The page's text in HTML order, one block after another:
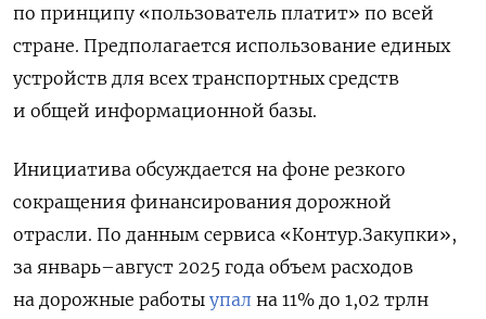
по принципу «пользователь платит» по всей
стране. Предполагается использование единых
устройств для всех транспортных средств
и общей информационной базы.
Инициатива обсуждается на фоне резкого
сокращения финансирования дорожной
отрасли. По данным сервиса «Контур.Закупки»,
за январь–август 2025 года объем расходов
на дорожные работы упал на 11% до 1,02 трлн